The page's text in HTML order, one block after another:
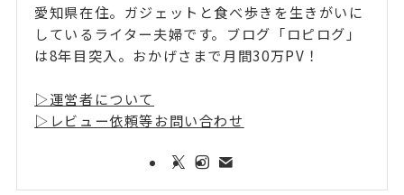
愛知県在住。ガジェットと食べ歩きを生きがいに
しているライター夫婦です。ブログ「ロピログ」
は8年目突入。おかげさまで月間30万PV！
▷運営者について
▷レビュー依頼等お問い合わせ